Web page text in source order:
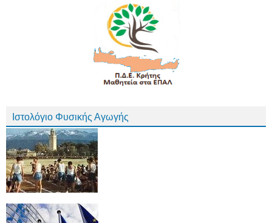
Ιστολόγιο Φυσικής Αγωγής